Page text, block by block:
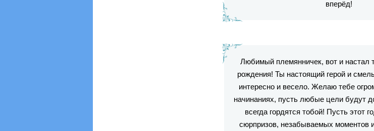
вперёд!
Любимый племянничек, вот и настал
рождения! Ты настоящий герой и
интересно и весело. Желаю тебе
начинаниях, пусть любые цели будут
всегда гордятся тобой! Пусть этот
сюрпризов, незабываемых моментов